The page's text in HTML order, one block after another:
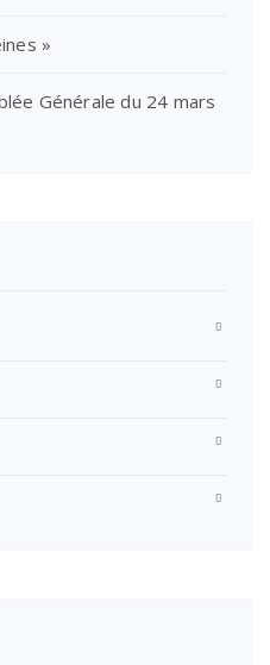
»
Générale du 24 mars